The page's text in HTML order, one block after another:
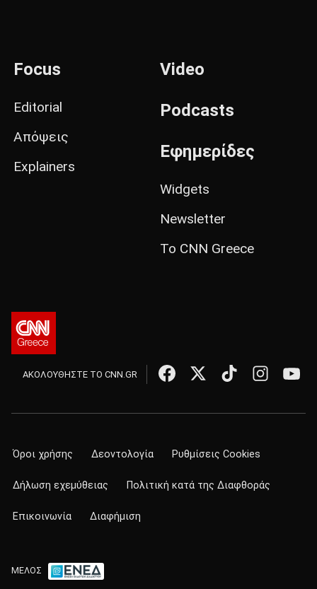
Focus
Editorial
Απόψεις
Explainers
Video
Podcasts
Εφημερίδες
Widgets
Newsletter
Το CNN Greece
ΑΚΟΛΟΥΘΗΣΤΕ ΤΟ CNN.GR
Όροι χρήσης Δεοντολογία Ρυθμίσεις Cookies
Δήλωση εχεμύθειας Πολιτική κατά της Διαφθοράς
Επικοινωνία Διαφήμιση
ΜΕΛΟΣ